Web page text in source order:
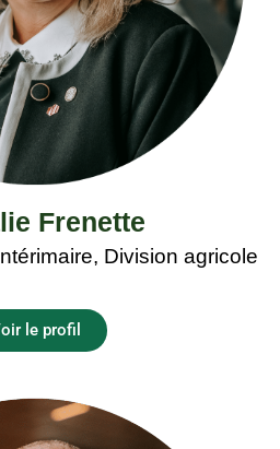
Frenette
Division agricole
le profil